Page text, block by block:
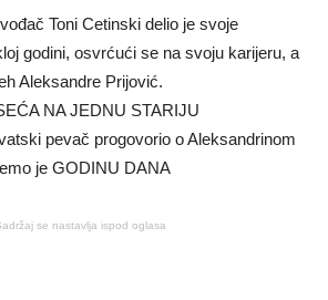
Toni Cetinski delio je svoje
godini, osvrćući se na svoju karijeru, a
Aleksandre Prijović.
se nastavlja ispod oglasa